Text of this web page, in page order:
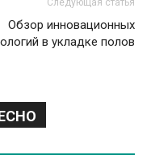
Следующая статья
Обзор инновационных
в укладке полов